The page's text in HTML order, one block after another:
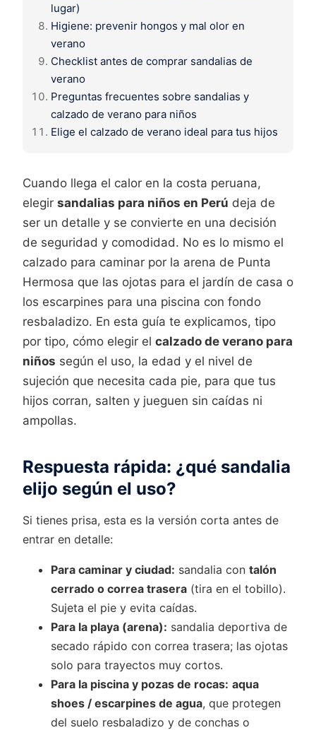
lugar)
Higiene: prevenir hongos y mal olor en
verano
Checklist antes de comprar sandalias de
verano
Preguntas frecuentes sobre sandalias y
calzado de verano para niños
Elige el calzado de verano ideal para tus hijos
Cuando llega el calor en la costa peruana,
elegir sandalias para niños en Perú deja de
ser un detalle y se convierte en una decisión
de seguridad y comodidad. No es lo mismo el
calzado para caminar por la arena de Punta
Hermosa que las ojotas para el jardín de casa o
los escarpines para una piscina con fondo
resbaladizo. En esta guía te explicamos, tipo
por tipo, cómo elegir el calzado de verano para
niños según el uso, la edad y el nivel de
sujeción que necesita cada pie, para que tus
hijos corran, salten y jueguen sin caídas ni
ampollas.
Respuesta rápida: ¿qué sandalia
elijo según el uso?
Si tienes prisa, esta es la versión corta antes de
entrar en detalle:
Para caminar y ciudad: sandalia con talón
cerrado o correa trasera (tira en el tobillo).
Sujeta el pie y evita caídas.
Para la playa (arena): sandalia deportiva de
secado rápido con correa trasera; las ojotas
solo para trayectos muy cortos.
Para la piscina y pozas de rocas: aqua
shoes / escarpines de agua, que protegen
del suelo resbaladizo y de conchas o